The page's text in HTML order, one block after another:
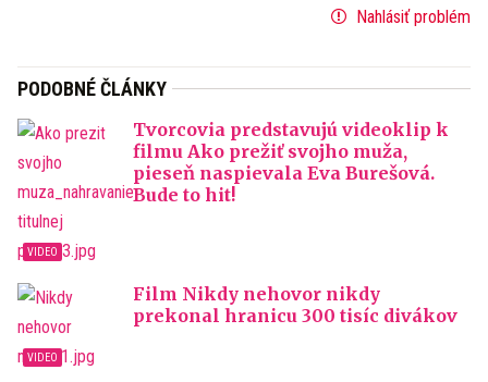
Nahlásiť problém
PODOBNÉ ČLÁNKY
Tvorcovia predstavujú videoklip k
filmu Ako prežiť svojho muža,
pieseň naspievala Eva Burešová.
Bude to hit!
Film Nikdy nehovor nikdy
prekonal hranicu 300 tisíc divákov